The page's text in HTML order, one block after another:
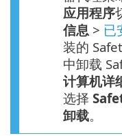
应用程序
信息 > 已
装的
中卸载
计算机详
选择
卸载。